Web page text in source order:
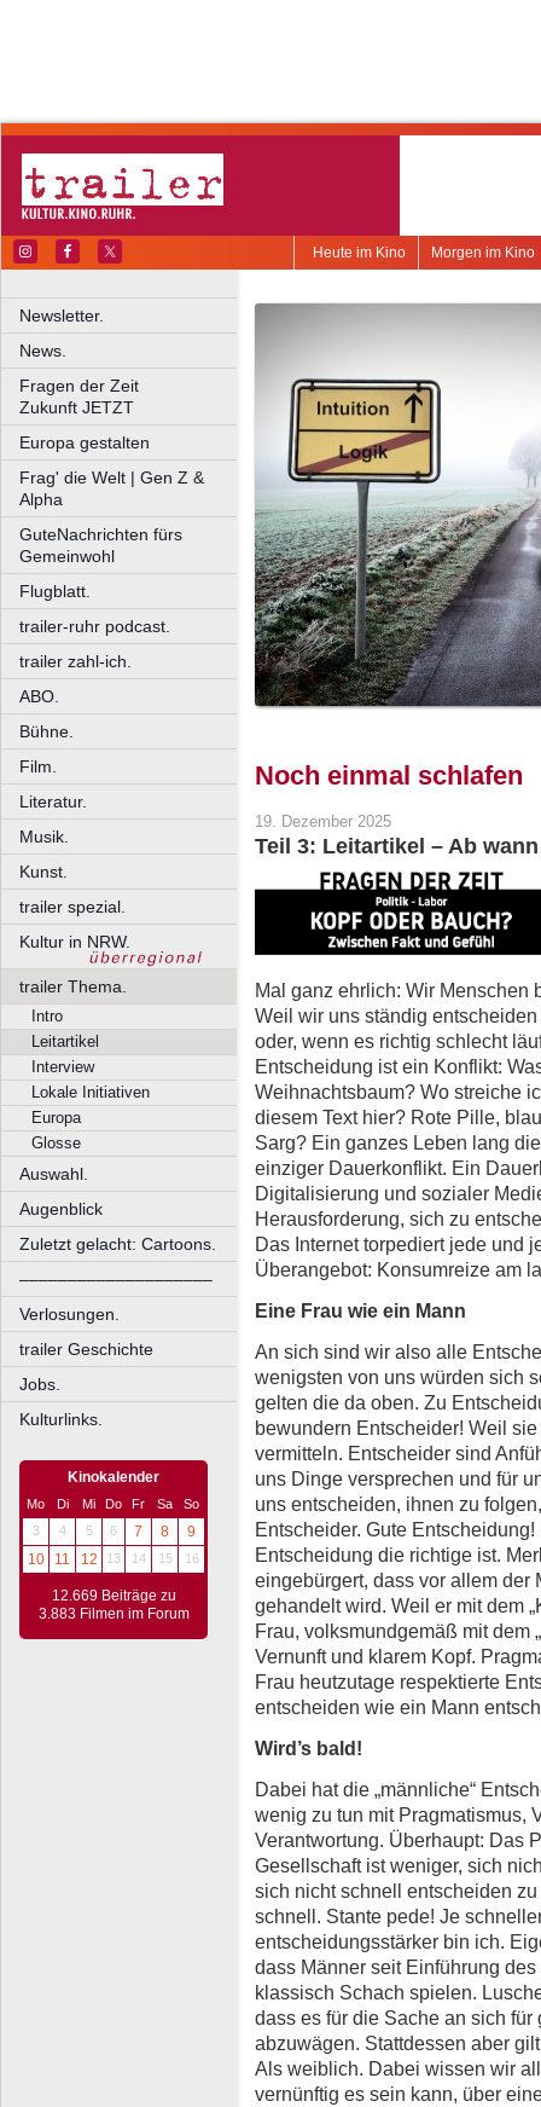
Morgen im Kino
Heute im Kino
Newsletter.
News.
Fragen der Zeit
Zukunft JETZT
Europa gestalten
Frag' die Welt | Gen Z &
Alpha
GuteNachrichten fürs
Gemeinwohl
Flugblatt.
trailer-ruhr podcast.
trailer zahl-ich.
ABO.
Bühne.
Film.
Literatur.
Musik.
Kunst.
trailer spezial.
Kultur in NRW.
trailer Thema.
Intro
Leitartikel
Interview
Lokale Initiativen
Europa
Glosse
Auswahl.
Augenblick
Zuletzt gelacht: Cartoons.
––––––––––––––––––––
Verlosungen.
trailer Geschichte
Jobs.
Kulturlinks.
Kinokalender
Mo Di Mi Do Fr Sa
So
3
4 5 6 7 8
9
10
11 12 13 14 15 16
12.669 Beiträge zu
3.883 Filmen im Forum
Noch einmal schlafen
19. Dezember 2025
Teil 3: Leitartikel – Ab
Mal ganz ehrlich: Wir Menschen
Weil wir uns ständig
oder, wenn es richtig schlecht
Entscheidung ist ein Konflikt:
Weihnachtsbaum? Wo streiche
diesem Text hier? Rote Pille,
Sarg? Ein ganzes Leben lang
einziger Dauerkonflikt. Ein
Digitalisierung und sozialer
Herausforderung, sich zu
Das Internet torpediert jede und
Überangebot: Konsumreize am
Eine Frau wie ein Mann
An sich sind wir also alle
wenigsten von uns würden sich
gelten die da oben. Zu
bewundern Entscheider! Weil
vermitteln. Entscheider sind
uns Dinge versprechen und für
uns entscheiden, ihnen zu
Entscheider. Gute
Entscheidung die richtige ist.
eingebürgert, dass vor allem der
gehandelt wird. Weil er mit dem
Frau, volksmundgemäß mit dem
Vernunft und klarem Kopf.
Frau heutzutage respektierte
entscheiden wie ein Mann
Wird’s bald!
Dabei hat die „männliche“
wenig zu tun mit Pragmatismus,
Verantwortung. Überhaupt: Das
Gesellschaft ist weniger, sich
sich nicht schnell entscheiden
schnell. Stante pede! Je
entscheidungsstärker bin ich.
dass Männer seit Einführung
klassisch Schach spielen.
dass es für die Sache an sich
abzuwägen. Stattdessen aber
Als weiblich. Dabei wissen wir
vernünftig es sein kann, über